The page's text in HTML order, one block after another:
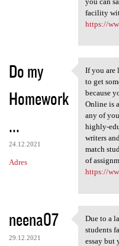
facility
https://
Do my
Homework
...
24.12.2021
Adres
If you
If you are
to get
because
Online is
any of
highly-
writers
match
of
https://
neena07
29.12.2021
Due to a
Due to a
students
essay but